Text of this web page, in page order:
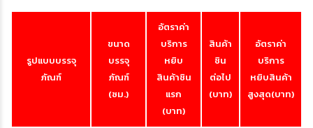
รูปแบบบรรจุ
ภัณฑ์
ขนาด
บรรจุ
ภัณฑ์
(ซม.)
อัตราค่า
บริการ
หยิบ
สินค้าชิน
แรก
(บาท)
สินค้า
ชิน
ต่อไป
(บาท)
อัตราค่า
บริการ
หยิบสินค้า
สูงสุด(บาท)